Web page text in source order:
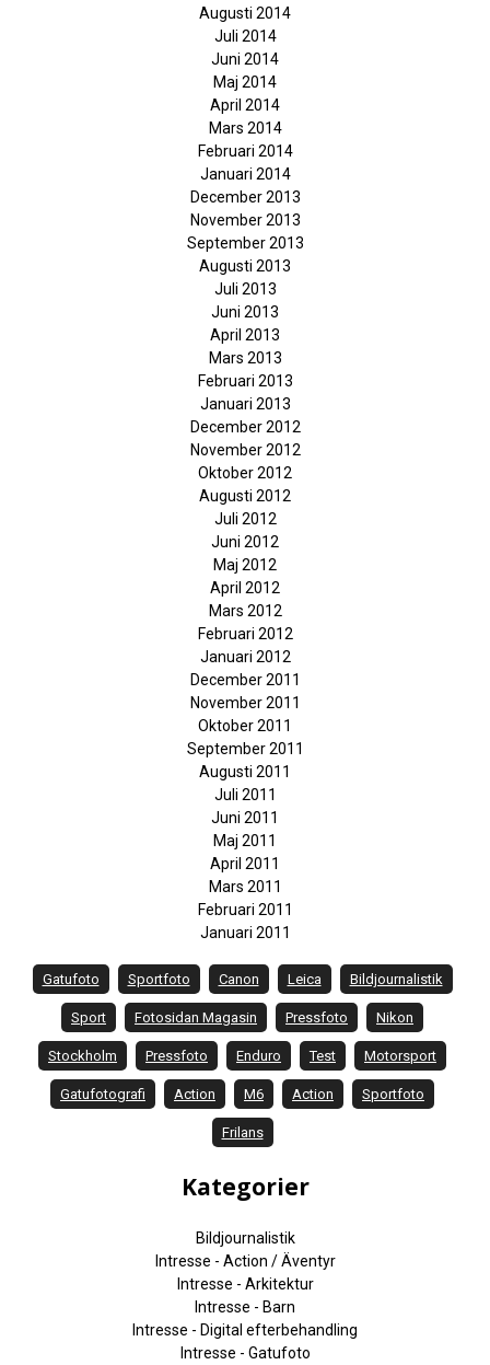
Augusti 2014
Juli 2014
Juni 2014
Maj 2014
April 2014
Mars 2014
Februari 2014
Januari 2014
December 2013
November 2013
September 2013
Augusti 2013
Juli 2013
Juni 2013
April 2013
Mars 2013
Februari 2013
Januari 2013
December 2012
November 2012
Oktober 2012
Augusti 2012
Juli 2012
Juni 2012
Maj 2012
April 2012
Mars 2012
Februari 2012
Januari 2012
December 2011
November 2011
Oktober 2011
September 2011
Augusti 2011
Juli 2011
Juni 2011
Maj 2011
April 2011
Mars 2011
Februari 2011
Januari 2011
Gatufoto Sportfoto Canon Leica Bildjournalistik
Sport Fotosidan Magasin Pressfoto Nikon
Stockholm Pressfoto Enduro Test Motorsport
Gatufotografi Action M6 Action Sportfoto
Frilans
Kategorier
Bildjournalistik
Intresse - Action / Äventyr
Intresse - Arkitektur
Intresse - Barn
Intresse - Digital efterbehandling
Intresse - Gatufoto